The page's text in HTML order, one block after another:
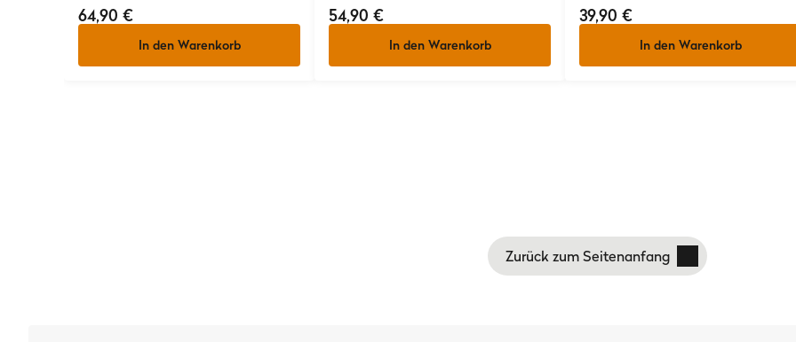
64,90 €
In den Warenkorb
54,90 €
In den Warenkorb
39,90 €
In den Warenkorb
Zurück zum Seitenanfang